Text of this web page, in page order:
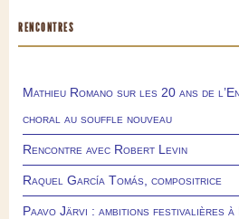
RENCONTRES
Mathieu Romano sur les 20 ans de
choral au souffle nouveau
Rencontre avec Robert Levin
Raquel García Tomás, compositrice
Paavo Järvi : ambitions festivalières à